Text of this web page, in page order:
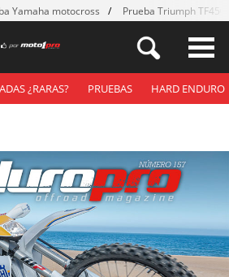
Yamaha motocross Prueba Triumph
¿RARAS? PRUEBAS HARD ENDURO